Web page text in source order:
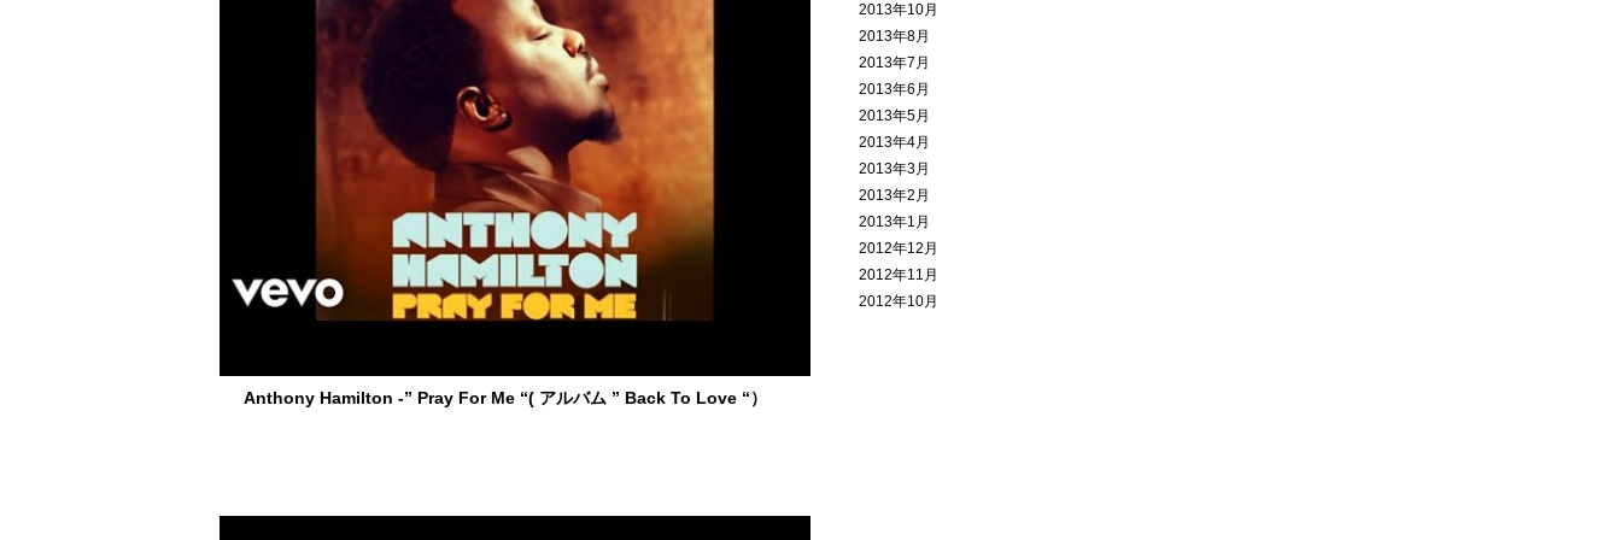
Anthony Hamilton -” Pray For Me “( アルバム ” Back To Love “）
2013年10月
2013年8月
2013年7月
2013年6月
2013年5月
2013年4月
2013年3月
2013年2月
2013年1月
2012年12月
2012年11月
2012年10月